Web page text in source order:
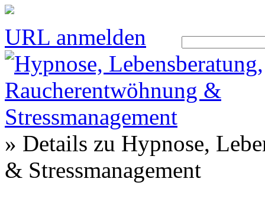
URL anmelden
» Details zu Hypnose,
& Stressmanagement